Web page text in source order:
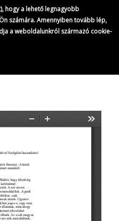
hogy a lehető legnagyobb
számára. Amennyiben tovább lép,
a weboldalunkról származó cookie-
248/321
adásainak